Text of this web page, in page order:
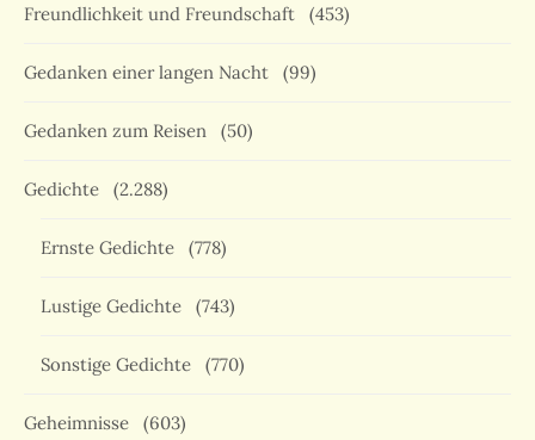
Freundlichkeit und Freundschaft (453)
Gedanken einer langen Nacht (99)
Gedanken zum Reisen (50)
Gedichte (2.288)
Ernste Gedichte (778)
Lustige Gedichte (743)
Sonstige Gedichte (770)
Geheimnisse (603)